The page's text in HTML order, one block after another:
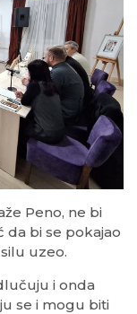
Peno, ne bi
da bi se pokajao
uzeo.
i onda
se i mogu biti